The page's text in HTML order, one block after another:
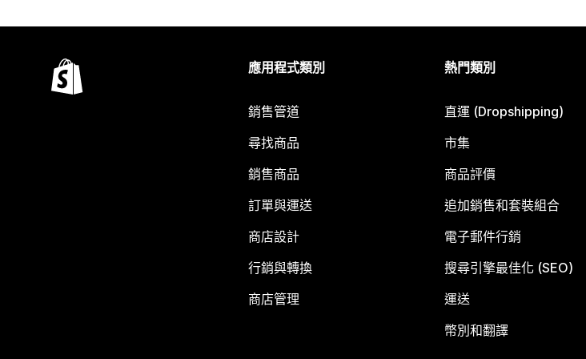
應用程式類別
銷售管道
尋找商品
銷售商品
訂單與運送
商店設計
行銷與轉換
商店管理
熱門類別
直運 (Dropshipping)
市集
商品評價
追加銷售和套裝組合
電子郵件行銷
搜尋引擎最佳化 (SEO)
運送
幣別和翻譯